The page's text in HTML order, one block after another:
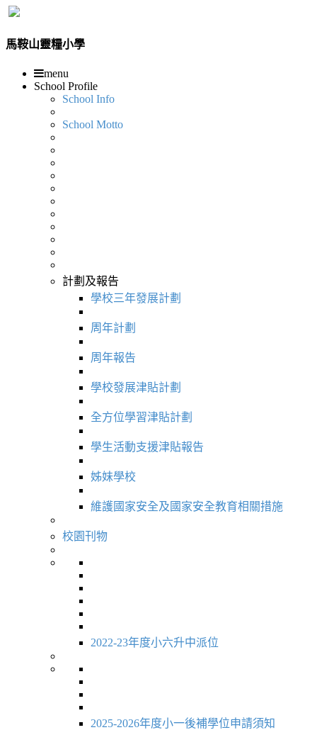
馬鞍山靈糧小學
menu
School Profile
School Info
School Motto
計劃及報告
學校三年發展計劃
周年計劃
周年報告
學校發展津貼計劃
全方位學習津貼計劃
學生活動支援津貼報告
姊妹學校
維護國家安全及國家安全教育相關措施
校園刊物
2022-23年度小六升中派位
2025-2026年度小一後補學位申請須知